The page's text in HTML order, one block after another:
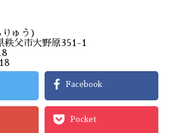
ゅう)
父市大野原351-1
Facebook
Pocket